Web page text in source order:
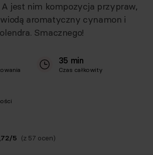
jest nim kompozycja przypraw,
aromatyczny cynamon i
Smacznego!
35 min
Czas całkowity
/5 (z 57 ocen)